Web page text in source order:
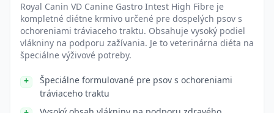
Royal Canin VD Canine Gastro Intest High Fibre je
kompletné diétne krmivo určené pre dospelých psov s
ochoreniami tráviaceho traktu. Obsahuje vysoký podiel
vlákniny na podporu zažívania. Je to veterinárna diéta na
špeciálne výživové potreby.
Špeciálne formulované pre psov s ochoreniami
tráviaceho traktu